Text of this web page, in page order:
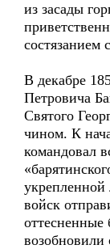
из засады
состязанием
В декабре
Петровича
Святого
чином. К
командовал
укрепленной
войск
возобновили